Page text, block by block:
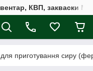
КВП, закваски
для приготування сиру